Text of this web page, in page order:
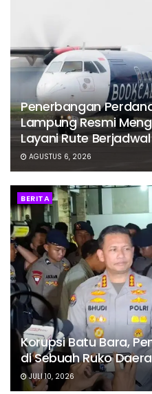
Penerbangan
Lampung Resmi
Layani Rute Berjadwal
AGUSTUS 6, 2026
BERITA
Korupsi Batu Bara,
di Sebuah Ruko
JULI 10, 2026